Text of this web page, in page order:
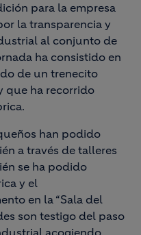
para la empresa
la transparencia y
al conjunto de
ha consistido en
de un trenecito
que ha recorrido
han podido
a través de talleres
se ha podido
y el
en la “Sala del
son testigo del paso
acogiendo